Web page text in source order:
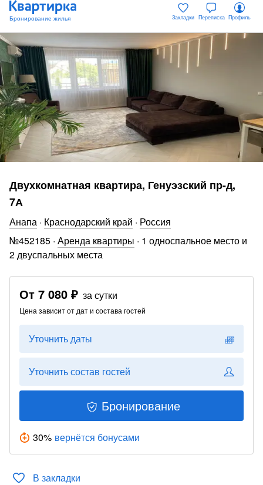
Закладки Переписка Профиль
Двухкомнатная квартира, Генуэзский пр-д,
7А
Анапа · Краснодарский край · Россия
№452185 · Аренда квартиры · 1 односпальное место и
2 двуспальных места
От 7 080 ₽ за сутки
Цена зависит от дат и состава гостей
Уточнить даты
Уточнить состав гостей
Бронирование
30% вернётся бонусами
В закладки